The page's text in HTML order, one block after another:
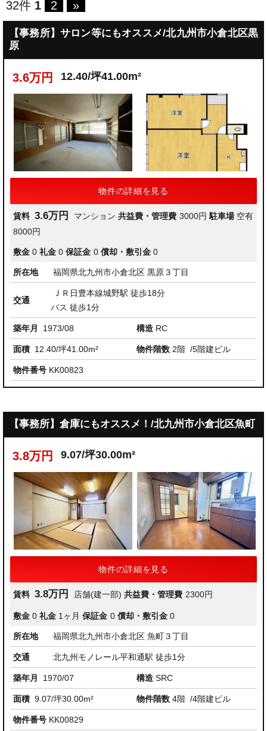
32件 1 2 »
【事務所】サロン等にもオススメ/北九州市小倉北区黒
原
3.6万円 12.40/坪41.00m²
物件の詳細を見る
賃料 3.6万円 マンション 共益費・管理費 3000円 駐車場 空有
8000円
敷金 0 礼金 0 保証金 0 償却・敷引金 0
所在地 福岡県北九州市小倉北区 黒原３丁目
交通
ＪＲ日豊本線城野駅 徒歩18分
バス 徒歩1分
築年月 1973/08 構造 RC
面積 12.40/坪41.00m² 物件階数 2階 /5階建ビル
物件番号 KK00823
【事務所】倉庫にもオススメ！/北九州市小倉北区魚町
3.8万円 9.07/坪30.00m²
物件の詳細を見る
賃料 3.8万円 店舗(建一部) 共益費・管理費 2300円
敷金 0 礼金 1ヶ月 保証金 0 償却・敷引金 0
所在地 福岡県北九州市小倉北区 魚町３丁目
交通 北九州モノレール平和通駅 徒歩1分
築年月 1970/07 構造 SRC
面積 9.07/坪30.00m² 物件階数 4階 /4階建ビル
物件番号 KK00829